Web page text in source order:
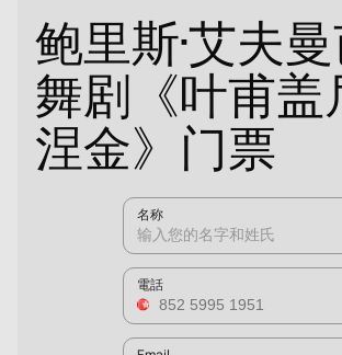
鲍里斯·艾夫
舞剧《叶甫盖
涅金》门票
名称
電話